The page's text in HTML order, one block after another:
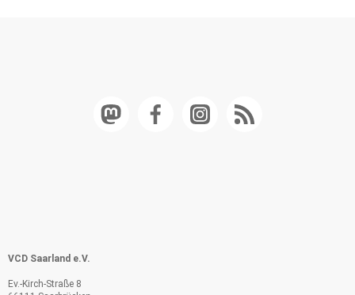
VCD Saarland e.V.
Ev.-Kirch-Straße 8